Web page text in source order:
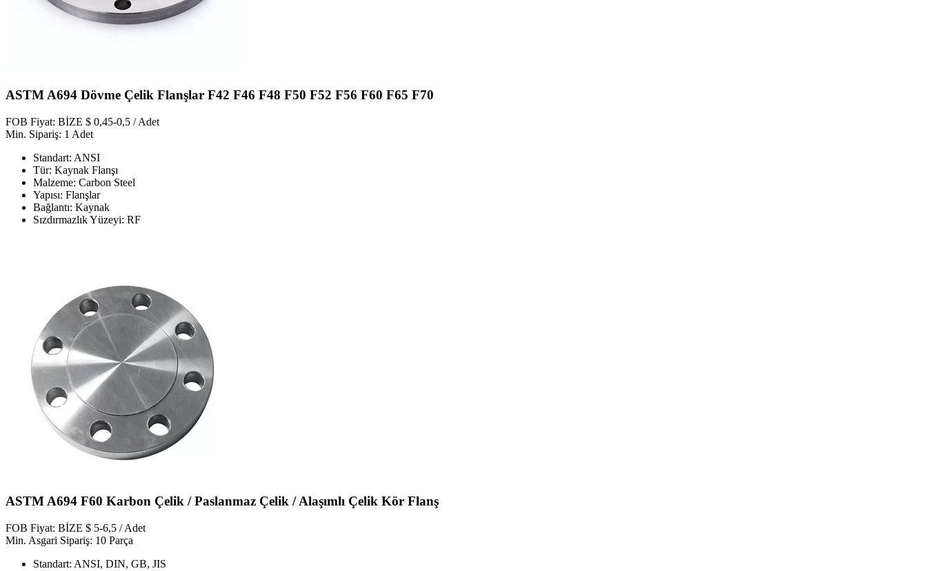
ASTM A694 Dövme Çelik Flanşlar F42 F46 F48 F50 F52 F56 F60 F65 F70
FOB Fiyat: BİZE $ 0,45-0,5 / Adet
Min. Sipariş: 1 Adet
Standart: ANSI
Tür: Kaynak Flanşı
Malzeme: Carbon Steel
Yapısı: Flanşlar
Bağlantı: Kaynak
Sızdırmazlık Yüzeyi: RF
ASTM A694 F60 Karbon Çelik / Paslanmaz Çelik / Alaşımlı Çelik Kör Flanş
FOB Fiyat: BİZE $ 5-6,5 / Adet
Min. Asgari Sipariş: 10 Parça
Standart: ANSI, DIN, GB, JIS